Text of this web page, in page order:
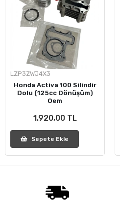
LZP3ZWJ4X3
Honda Activa 100 Silindir
Dolu (125cc Dönüşüm)
Oem
1.920,00 TL
Sepete Ekle